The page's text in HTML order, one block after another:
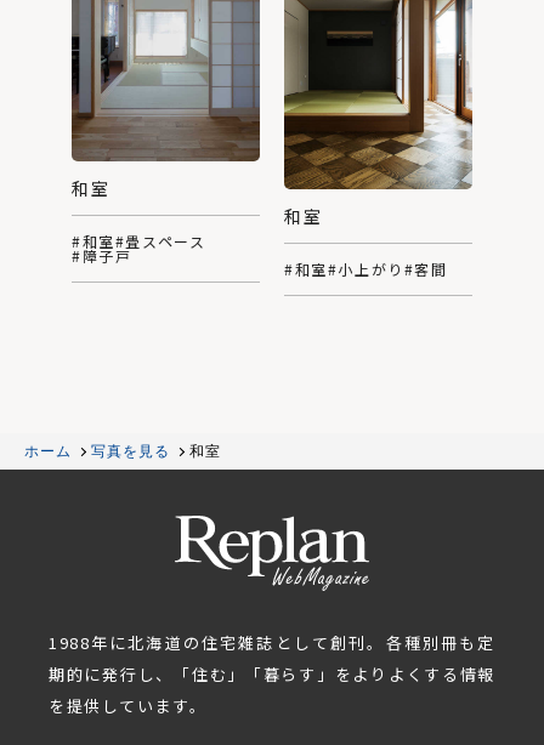
和室
#和室#畳スペース
#障子戸
和室
#和室#小上がり #客間
ホーム 写真を見る 和室
1988年に北海道の住宅雑誌として創刊。各種別冊も定
期的に発行し、「住む」「暮らす」をよりよくする情報
を提供しています。